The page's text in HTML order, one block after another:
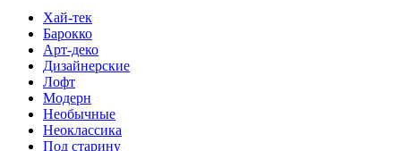
Хай-тек
Барокко
Арт-деко
Дизайнерские
Лофт
Модерн
Необычные
Неоклассика
Под старину